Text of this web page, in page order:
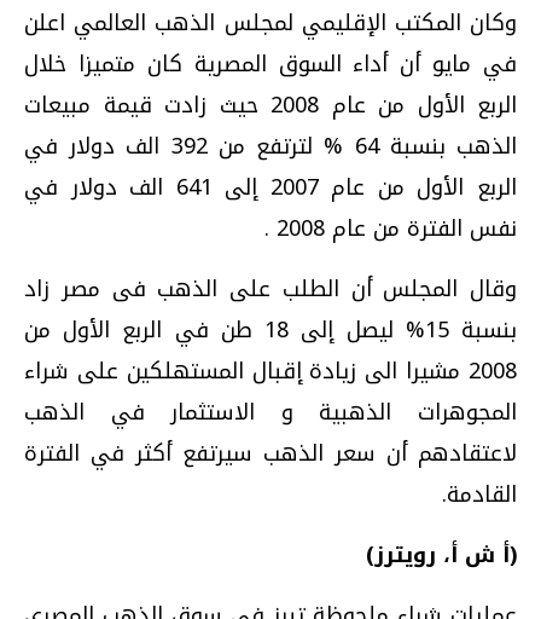
وكان المكتب الإقليمي لمجلس الذهب العالمي اعلن
في مايو أن أداء السوق المصرية كان متميزا خلال
الربع الأول من عام 2008 حيث زادت قيمة مبيعات
الذهب بنسبة 64 % لترتفع من 392 الف دولار في
الربع الأول من عام 2007 إلى 641 الف دولار في
نفس الفترة من عام 2008 .
وقال المجلس أن الطلب على الذهب فى مصر زاد
بنسبة 15% ليصل إلى 18 طن في الربع الأول من
2008 مشيرا الى زيادة إقبال المستهلكين على شراء
المجوهرات الذهبية و الاستثمار في الذهب
لاعتقادهم أن سعر الذهب سيرتفع أكثر في الفترة
القادمة.
(أ ش أ، رويترز)